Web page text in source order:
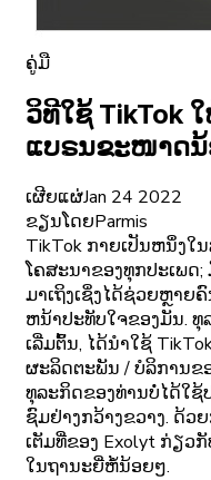
ຄູ່ມື
ວິທີໃຊ້ TikTok
ແບຣນຂະໜາດ
ເຜີຍແຜ່Jan 24 2022
ຂຽນໂດຍParmis
TikTok ກາຍເປັນຫນຶ່ງໃ
ໂຄສະນາຂອງທຸກປະເພດ
ມາເຖິງເຊິ່ງໄດ້ຊ່ວຍຫຼາຍ
ຫນ້າປະທັບໃຈຂອງມັນ.
ເລີ່ມຕົ້ນ, ໄດ້ນໍາໃຊ້
ຜະລິດຕະພັນ / ບໍລິການຂ
ທຸລະກິດຂອງທ່ານບໍ່ໄດ້ໃ
ຊົມຢ່າງກວ້າງຂວາງ. ດ້ວ
ເຕັມທີ່ຂອງ Exolyt ກ່ຽວ
ໃນຖານະຍີ່ຫໍ້ນ້ອຍໆ.